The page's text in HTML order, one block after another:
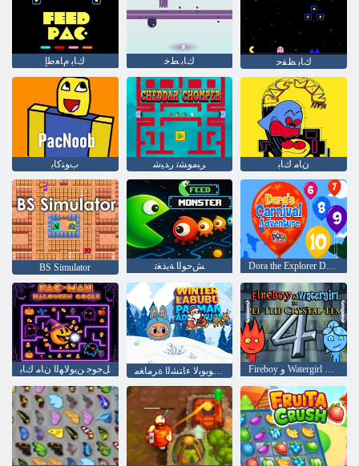
ﻙﺎﺑ ﻡﺎﻌﻃﺇ ﻙﺎﺑ ﻂﺧ ﻙﺎﺑ ﻆﻔﺣ
ﺏﻮﻨﻛﺎﺑ ﺮﺒﻣﻮﺸﺗ ﺭﺪﻴﺷ ﻥﺎﻣ ﻙﺎﺑ
BS Simulator ﺶﺣﻮﻟﺍ ﺔﻳﺬﻐﺗ Dora the Explorer Dora's Carnival Adventure
ﻞﺟﻮﺟ ﻦﻳﻮﻟﺎﻬﻟﺍ ﻥﺎﻣ ﻙﺎﺑ Fireboy ﻭ Watergirl 4: Crystal Temple